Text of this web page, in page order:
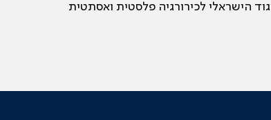
הישראלי לכירורגיה פלסטית ואסתטית